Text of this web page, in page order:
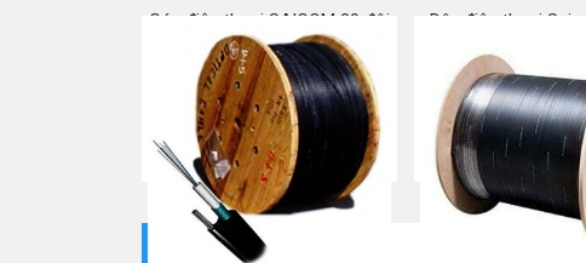
Cáp điện thoại SAICOM 30 đôi
Mua ngay
Dây điện thoại
THIẾT BỊ MẠNG